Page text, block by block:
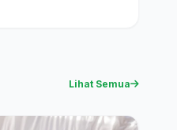
Lihat Semua